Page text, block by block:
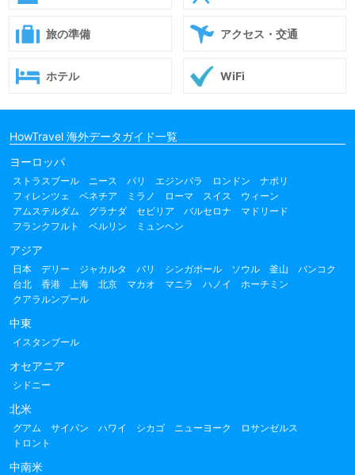
旅の準備 アクセス・交通
ホテル WiFi
HowTravel 海外データガイド一覧
ヨーロッパ
ストラスブール ニース パリ エジンバラ ロンドン
ナポリ
フィレンツェ
ベネチア ミラノ ローマ スイス
ウィーン
アムステルダム
グラナダ セビリア バルセロナ
マドリード
フランクフルト
ベルリン ミュンヘン
アジア
日本 デリー ジャカルタ バリ シンガポール ソウル 釜山
バンコク
台北
香港 上海 北京 マカオ マニラ ハノイ
ホーチミン
クアラルンプール
中東
イスタンブール
オセアニア
シドニー
北米
グアム サイパン ハワイ シカゴ ニューヨーク
ロサンゼルス
トロント
中南米